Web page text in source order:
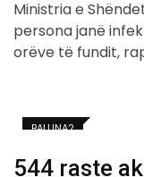
Ministria e
persona janë
orëve të fundit,
BALLINA2
544 raste